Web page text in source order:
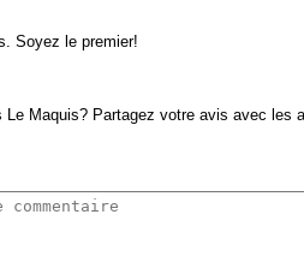
Soyez le premier!
Le Maquis? Partagez votre avis avec les